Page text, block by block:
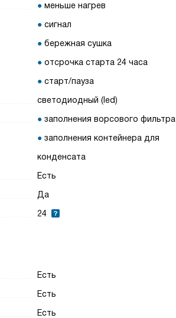
меньше нагрев
сигнал
бережная сушка
отсрочка старта 24 часа
старт/пауза
светодиодный (led)
заполнения ворсового фильтра
заполнения контейнера для
конденсата
Есть
Да
24
Есть
Есть
Есть